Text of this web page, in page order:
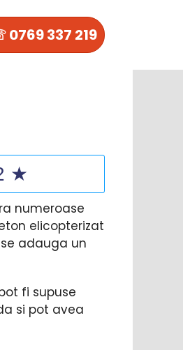
337 219
★
numeroase
elicopterizat
adauga un
fi supuse
si pot avea